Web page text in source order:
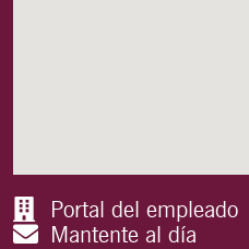
Portal del empleado
Mantente al día